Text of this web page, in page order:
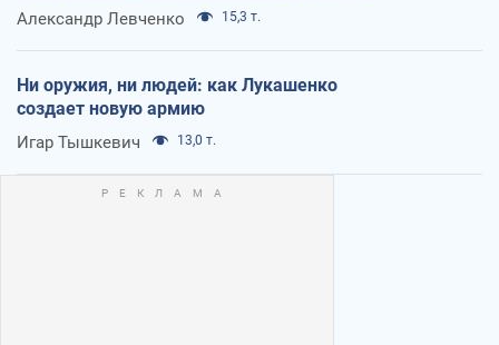
Александр Левченко 15,3 т.
Ни оружия, ни людей: как Лукашенко
создает новую армию
Игар Тышкевич 13,0 т.